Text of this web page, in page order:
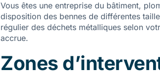
Vous êtes une entreprise du bâtiment,
disposition des bennes de différentes
régulier des déchets métalliques selon
accrue.
Zones